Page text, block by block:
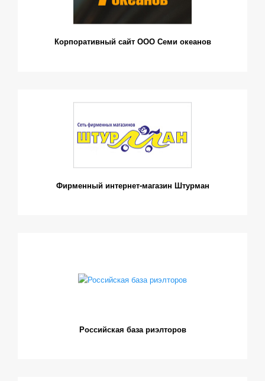
Корпоративный сайт ООО Семи океанов
Фирменный интернет-магазин Штурман
Российская база риэлторов